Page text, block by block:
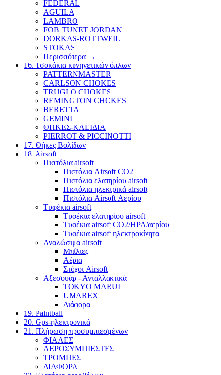
FEDERAL
AGUILA
LAMBRO
FOB-TUNET-JORDAN
DORKAS-ROTTWEIL
STOKAS
Περισσότερα →
16. Τσοκάκια κυνηγετικών όπλων
PATTERNMASTER
CARLSON CHOKES
TRUGLO CHOKES
REMINGTON CHOKES
BERETTA
GEMINI
ΘΗΚΕΣ-ΚΛΕΙΔΙΑ
PIERROT & PICCINOTTI
17. Θήκες Βολίδων
18. Airsoft
Πιστόλια airsoft
Πιστόλια Airsoft CO2
Πιστόλια ελατηρίου airsoft
Πιστόλια ηλεκτρικά airsoft
Πιστόλια Airsoft Αερίου
Τυφέκια airsoft
Τυφέκια ελατηρίου airsoft
Τυφέκια airsoft CO2/HPA/αερίου
Τυφέκια airsoft ηλεκτροκίνητα
Αναλώσιμα airsoft
Μπίλιες
Αέρια
Στόχοι Airsoft
Αξεσουάρ - Ανταλλακτικά
TOKYO MARUI
UMAREX
Διάφορα
19. Paintball
20. Gps-ηλεκτρονικά
21. Πλήρωση προσυμπιεσμένων
ΦΙΑΛΕΣ
ΑΕΡΟΣΥΜΠΙΕΣΤΕΣ
ΤΡΟΜΠΕΣ
ΔΙΑΦΟΡΑ